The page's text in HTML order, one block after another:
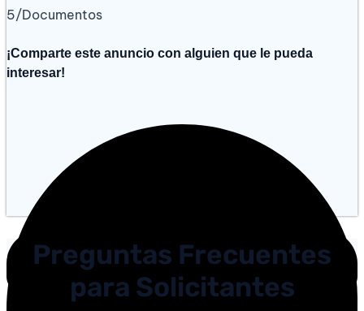
5/Documentos
¡Comparte este anuncio con alguien que le pueda
interesar!
Preguntas Frecuentes
para Solicitantes